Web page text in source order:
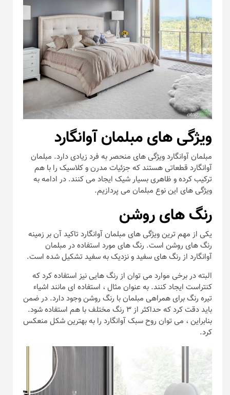
ویژگی های مبلمان آوانگارد
مبلمان آوانگارد ویژگی های منحصر به فرد زیادی دارد. مبلمان
آوانگارد قطعاتی هستند که جزئیات مدرن و کلاسیک را با هم
ترکیب کرده و ظاهری بسیار شیک ایجاد می کنند. در ادامه به
ویژگی های این نوع مبلمان می پردازیم.
رنگ های روشن
یکی از مهم ترین ویژگی های مبلمان آوانگارد تاکید آن بر زمینه
رنگ های روشن است. رنگ های مورد استفاده در مبلمان
آوانگارد از رنگ های سفید و نزدیک به سفید تشکیل شده است.
البته در برخی موارد می توان از رنگ هایی نیز استفاده کرد که
کنتراست ایجاد کنند. به عنوان مثال ، استفاده ای مانند اشیاء
تیره رنگ برای همراهی مبلمان با رنگ روشن وجود دارد. در ضمن
باید دقت کرد که حداکثر از ۳ رنگ مختلف با هم استفاده شود.
بنابراین ، می توان روح سبک آوانگارد را به بهترین شکل منعکس
کرد.